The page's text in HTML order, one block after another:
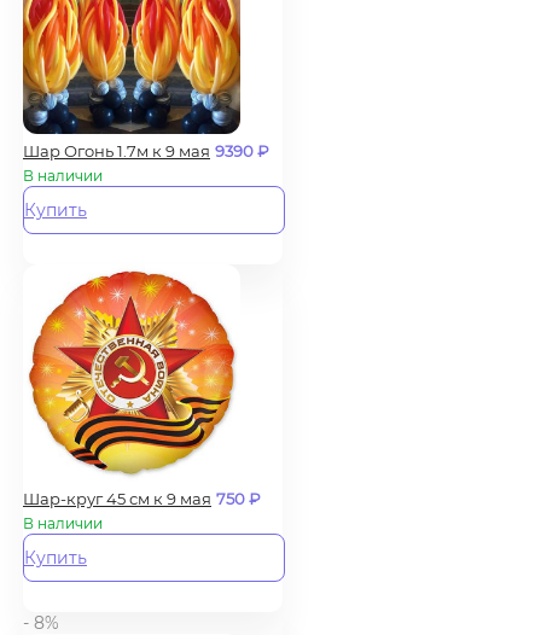
Шар Огонь 1.7м к 9 мая 9390₽
В наличии
Купить
Шар-круг 45 см к 9 мая 750₽
В наличии
Купить
- 8%